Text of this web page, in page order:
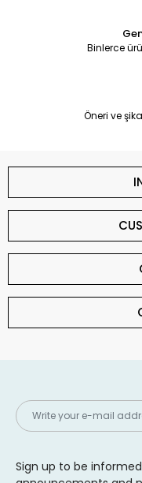
Binlerce
Öneri ve
Sign up to be